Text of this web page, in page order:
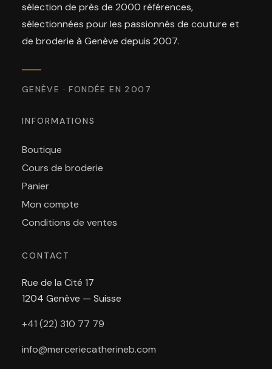
sélection de près de 2000 références,
sélectionnées pour les passionnés de couture et
de broderie à Genève depuis 2007.
GENÈVE · FONDÉE EN 2007
INFORMATIONS
Boutique
Cours de broderie
Panier
Mon compte
Conditions de ventes
CONTACT
Rue de la Cité 17
1204 Genève — Suisse
+41 (22) 310 77 79
info@merceriecatherineb.com